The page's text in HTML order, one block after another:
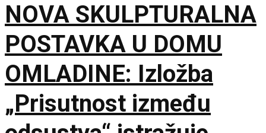
NOVA SKULPTURALNA
POSTAVKA U DOMU
OMLADINE: Izložba
„Prisutnost između